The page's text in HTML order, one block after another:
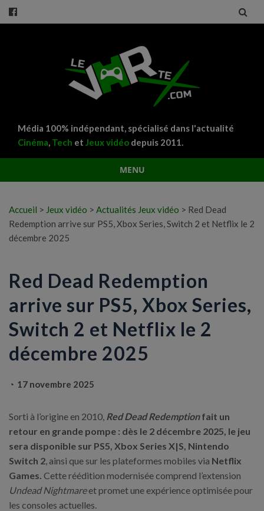
Média 100% indépendant, spécialisé dans l'actualité
Cinéma, Tech et Jeux vidéo depuis 2011.
MENU
Accueil > Jeux vidéo > Actualités Jeux vidéo > Red Dead
Redemption arrive sur PS5, Xbox Series, Switch 2 et Netflix le 2
décembre 2025
Red Dead Redemption
arrive sur PS5, Xbox Series,
Switch 2 et Netflix le 2
décembre 2025
17 novembre 2025
Sorti à l’origine en 2010, Red Dead Redemptionfait un
retour en grande pompe : dès le 2 décembre 2025, le jeu
sera disponible sur PS5, Xbox Series X|S, Nintendo
Switch 2, ainsi que sur les plateformes mobiles via Netflix
Games. Cette réédition modernisée comprend l’extension
Undead Nightmareet promet une expérience optimisée pour
les consoles actuelles.